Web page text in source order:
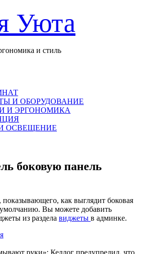
Уюта
и стиль
И ОБОРУДОВАНИЕ
И ЭРГОНОМИКА
ОСВЕЩЕНИЕ
боковую панель
как выглядит боковая
умолчанию. Вы можете добавить
из раздела виджеты в админке.
руки»: Келлог предупредил, что